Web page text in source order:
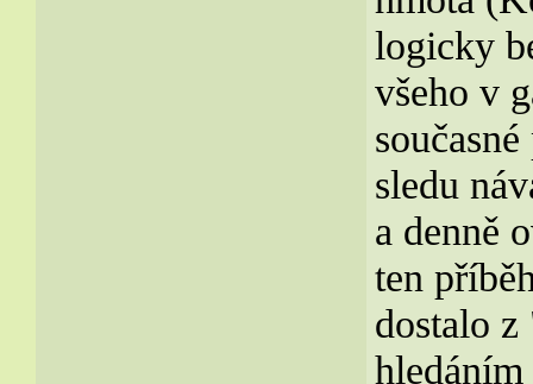
logicky
všeho v
sledu
a denně
ten
dostalo